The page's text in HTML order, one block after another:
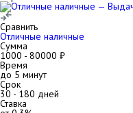
Сравнить
Отличные наличные
Сумма
1000 - 80000 ₽
Время
до 5 минут
Срок
30 - 180 дней
Ставка